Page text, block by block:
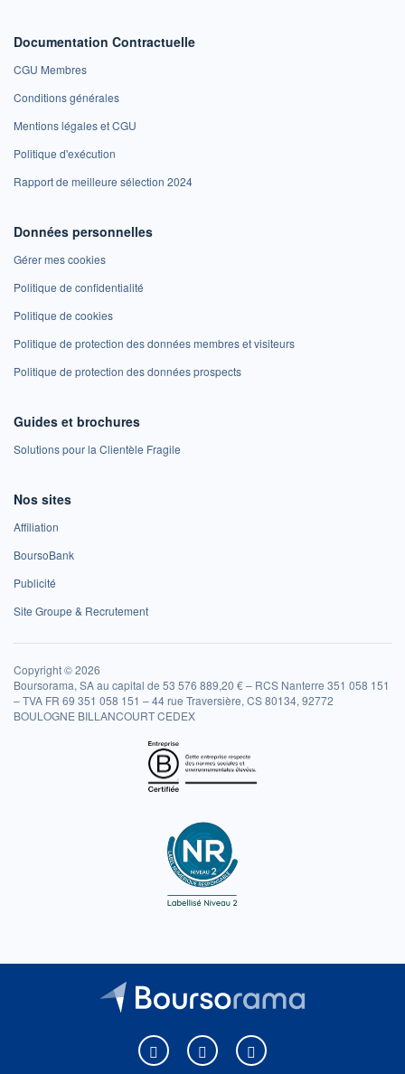
Documentation Contractuelle
CGU Membres
Conditions générales
Mentions légales et CGU
Politique d'exécution
Rapport de meilleure sélection 2024
Données personnelles
Gérer mes cookies
Politique de confidentialité
Politique de cookies
Politique de protection des données membres et visiteurs
Politique de protection des données prospects
Guides et brochures
Solutions pour la Clientèle Fragile
Nos sites
Affiliation
BoursoBank
Publicité
Site Groupe & Recrutement
Copyright © 2026
Boursorama, SA au capital de 53 576 889,20 € – RCS Nanterre 351 058 151
– TVA FR 69 351 058 151 – 44 rue Traversière, CS 80134, 92772
BOULOGNE BILLANCOURT CEDEX
Boursorama sur Facebook
Boursorama sur XBoursorama sur